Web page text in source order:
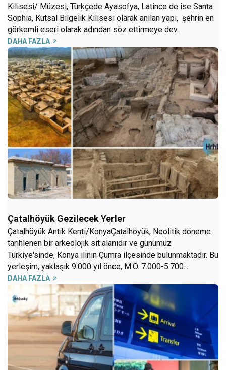
Kilisesi/ Müzesi, Türkçede Ayasofya, Latince de ise Santa
Sophia, Kutsal Bilgelik Kilisesi olarak anılan yapı, şehrin en
görkemli eseri olarak adından söz ettirmeye dev...
DAHA FAZLA
Çatalhöyük Gezilecek Yerler
Çatalhöyük Antik Kenti/KonyaÇatalhöyük, Neolitik döneme
tarihlenen bir arkeolojik sit alanıdır ve günümüz
Türkiye'sinde, Konya ilinin Çumra ilçesinde bulunmaktadır. Bu
yerleşim, yaklaşık 9.000 yıl önce, M.Ö. 7.000-5.700...
DAHA FAZLA